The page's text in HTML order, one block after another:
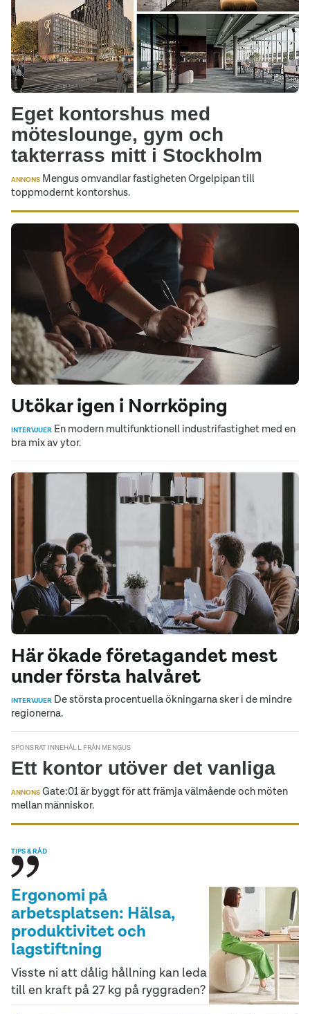
Eget kontorshus med
möteslounge, gym och
takterrass mitt i Stockholm
ANNONS Mengus omvandlar fastigheten Orgelpipan till
toppmodernt kontorshus.
Utökar igen i Norrköping
INTERVJUER En modern multifunktionell industrifastighet med en
bra mix av ytor.
Här ökade företagandet mest
under första halvåret
INTERVJUER De största procentuella ökningarna sker i de mindre
regionerna.
SPONSRAT INNEHÅLL FRÅN MENGUS
Ett kontor utöver det vanliga
ANNONS Gate:01 är byggt för att främja välmående och möten
mellan människor.
TIPS & RÅD
Ergonomi på
arbetsplatsen: Hälsa,
produktivitet och
lagstiftning
Visste ni att dålig hållning kan leda
till en kraft på 27 kg på ryggraden?